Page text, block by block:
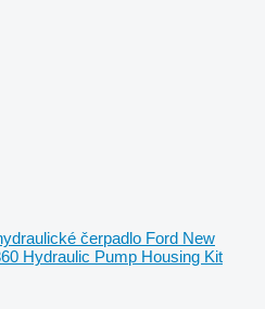
čerpadlo Ford New
Hydraulic Pump Housing Kit